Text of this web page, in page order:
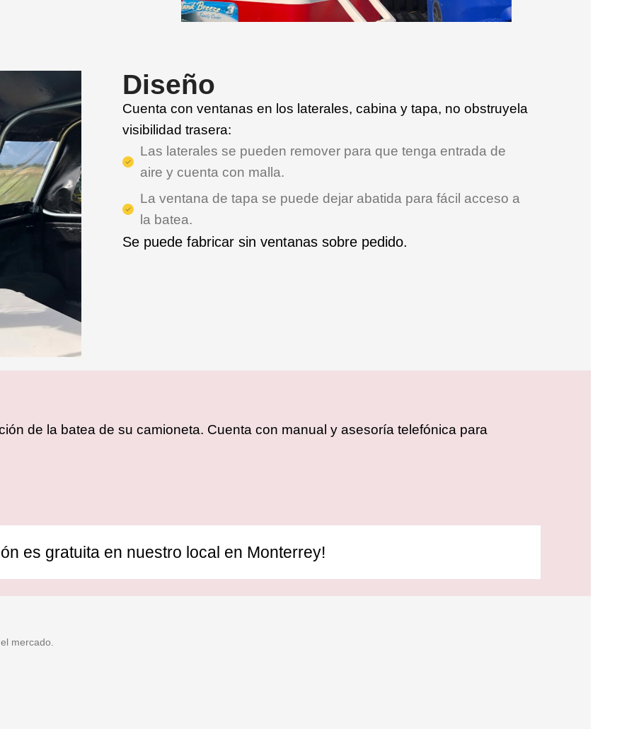
Diseño
Cuenta con ventanas en los laterales, cabina y tapa, no obstruyela
visibilidad trasera:
Las laterales se pueden remover para que tenga entrada de
aire y cuenta con malla.
La ventana de tapa se puede dejar abatida para fácil acceso a
la batea.
Se puede fabricar sin ventanas sobre pedido.
de la batea de su camioneta. Cuenta con manual y asesoría telefónica para
es gratuita en nuestro local en Monterrey!
mercado.